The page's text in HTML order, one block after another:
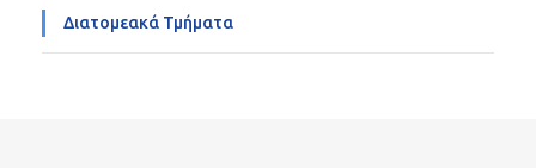
Διατομεακά Τμήματα